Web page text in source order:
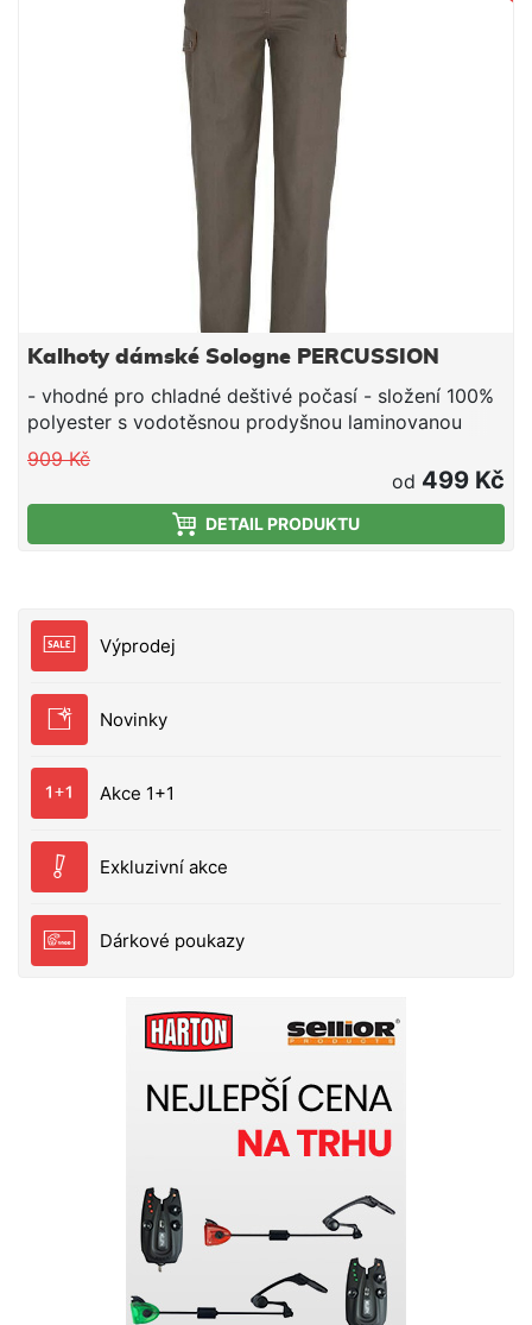
Výprodej
Novinky
Akce 1+1
Exkluzivní akce
Dárkové poukazy
Kalhoty dámské Sologne PERCUSSION
- vhodné pro chladné deštivé počasí - složení 100%
polyester s vodotěsnou prodyšnou laminovanou
membránou, vodotěsné švy - podšívka 65%
polyester, 35% bavlna - 6 kapes, kapsička na nůž,
neklouzavý elastický pas, zipy na kotnících
909 Kč
od 499 Kč
DETAIL PRODUKTU